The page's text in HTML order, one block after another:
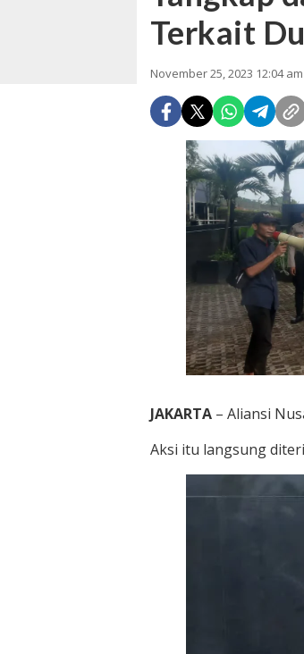
Terkait
November 25, 2023 12:04 am
JAKARTA – Aliansi
Aksi itu langsung